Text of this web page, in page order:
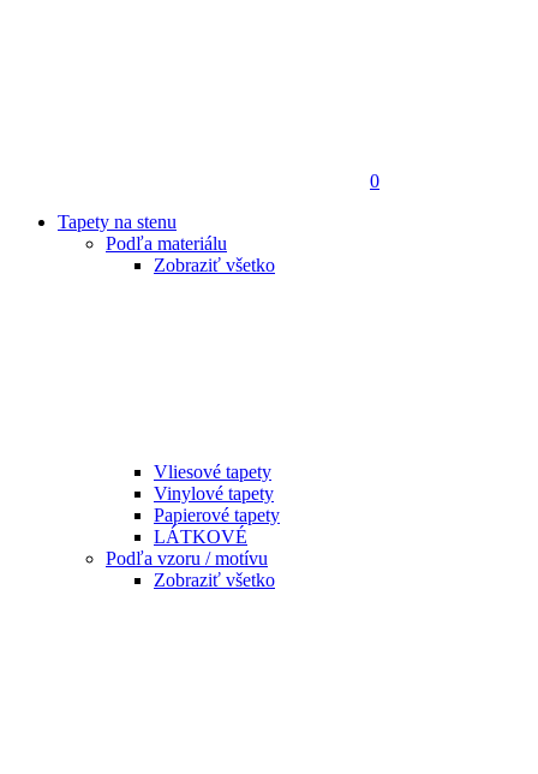
0
Tapety na stenu
Podľa materiálu
Zobraziť všetko
Vliesové tapety
Vinylové tapety
Papierové tapety
LÁTKOVÉ
Podľa vzoru / motívu
Zobraziť všetko